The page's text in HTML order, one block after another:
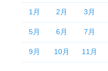
1月
2月 3月
5月 6月 7月
9月 10月 11月